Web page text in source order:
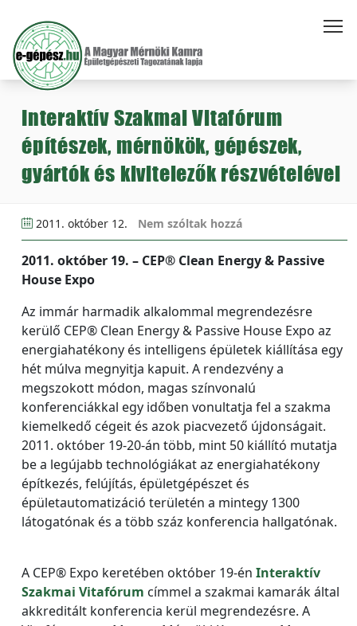
Interaktív Szakmai Vitafórum
építészek, mérnökök, gépészek,
gyártók és kivitelezők részvételével
2011. október 12. Nem szóltak hozzá
2011. október 19. – CEP® Clean Energy & Passive
House Expo
Az immár harmadik alkalommal megrendezésre
kerülő CEP® Clean Energy & Passive House Expo az
energiahatékony és intelligens épületek kiállítása egy
hét múlva megnyitja kapuit. A rendezvény a
megszokott módon, magas színvonalú
konferenciákkal egy időben vonultatja fel a szakma
kiemelkedő cégeit és azok piacvezető újdonságait.
2011. október 19-20-án több, mint 50 kiállító mutatja
be a legújabb technológiákat az energiahatékony
építkezés, felújítás, épületgépészet és
épületautomatizáció területén a mintegy 1300
látogatónak és a több száz konferencia hallgatónak.
A CEP® Expo keretében október 19-én Interaktív
Szakmai Vitafórum címmel a szakmai kamarák által
akkreditált konferencia kerül megrendezésre. A